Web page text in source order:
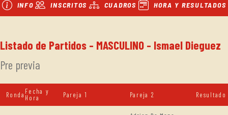
INFO INSCRITOS CUADROS HORA Y RESULTADOS
Listado de Partidos - MASCULINO - Ismael Dieguez
Pre previa
Ronda Fecha y
Hora
Pareja 1 Pareja 2 Resultado